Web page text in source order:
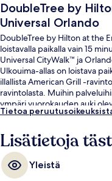
DoubleTree by
Universal Orlando
DoubleTree by Hilton at the
loistavalla paikalla vain 15
Universal CityWalk™ ja
Ulkouima-allas on loistava
illallista American Grill -
ravintolasta. Muihin
ympäri vuorokauden auki
suuresti majoituspaikan uima-
Tietoa
Lisätietoja
Yleistä